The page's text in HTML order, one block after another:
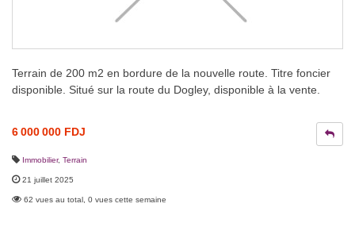
Terrain de 200 m2 en bordure de la nouvelle route. Titre foncier
disponible. Situé sur la route du Dogley, disponible à la vente.
6 000 000 FDJ
Immobilier, Terrain
21 juillet 2025
62 vues au total, 0 vues cette semaine